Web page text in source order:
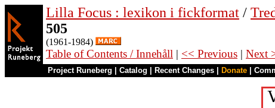
Lilla Focus : lexikon i fickformat /
505
(1961-1984)
Table of Contents / Innehåll | << Previous | Next
Project Runeberg Catalog Recent Changes Donate